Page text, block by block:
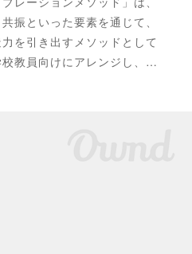
振といった要素を通じて、
を引き出すメソッドとして
教員向けにアレンジし、…